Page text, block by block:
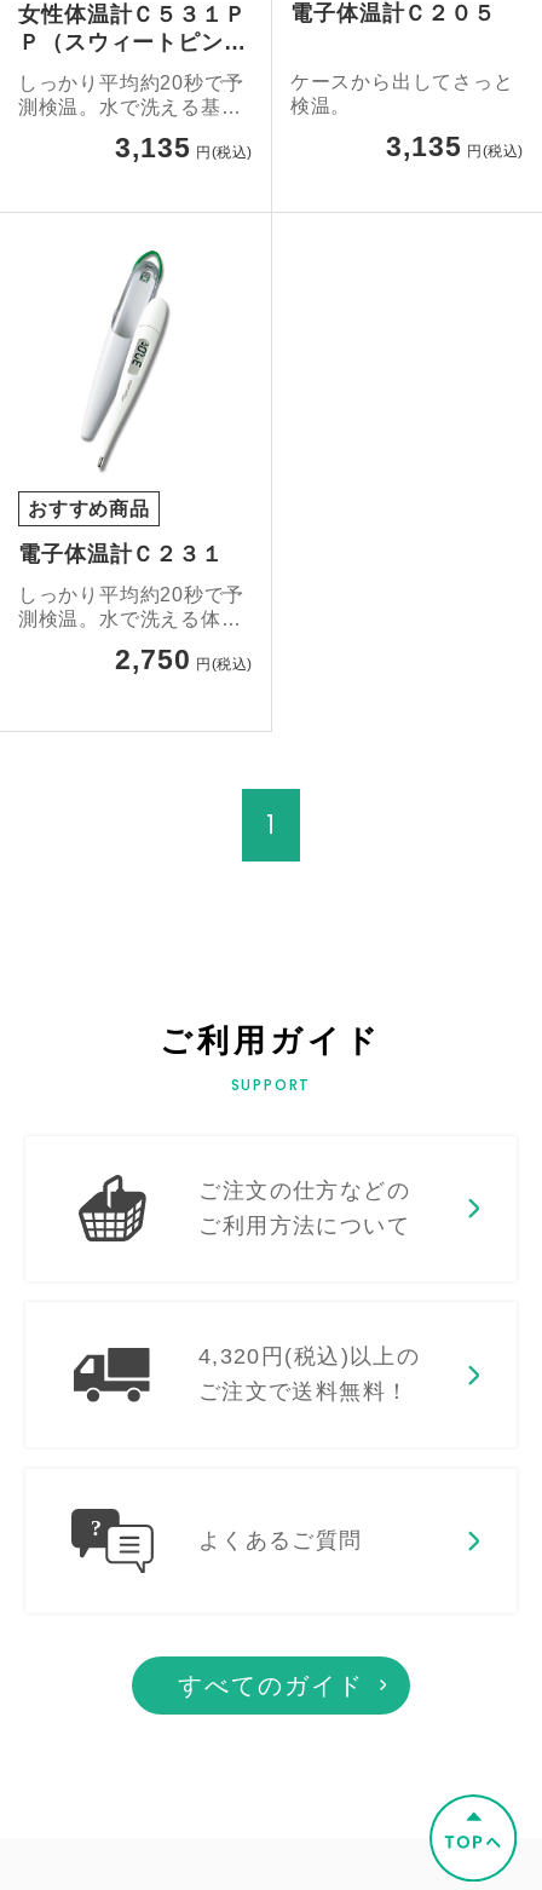
女性体温計Ｃ５３１Ｐ
Ｐ（スウィートピン
ク）
しっかり平均約20秒で予
測検温。水で洗える基礎
3,135 円(税込)
電子体温計Ｃ２０５
ケースから出してさっと
検温。
3,135 円(税込)
おすすめ商品
電子体温計Ｃ２３１
しっかり平均約20秒で予
測検温。水で洗える体温
2,750 円(税込)
1
ご利用ガイド
SUPPORT
ご注文の仕方などの
ご利用方法について
4,320円(税込)以上の
ご注文で送料無料！
よくあるご質問
すべてのガイド